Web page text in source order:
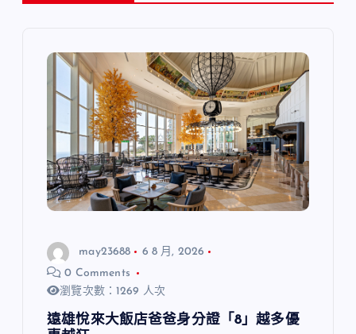
may23688
6 8 月, 2026
0 Comments
瀏覽次數：1269 人次
遠雄悅來大飯店爸爸身分證「8」越多優